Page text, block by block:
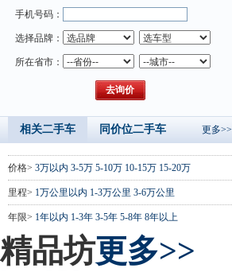
手机号码：
选择品牌：
所在省市：
相关二手车 同价位二手车 更多>>
价格> 3万以内 3-5万 5-10万 10-15万 15-20万
里程> 1万公里以内 1-3万公里 3-6万公里
年限> 1年以内 1-3年 3-5年 5-8年 8年以上
精品坊更多>>